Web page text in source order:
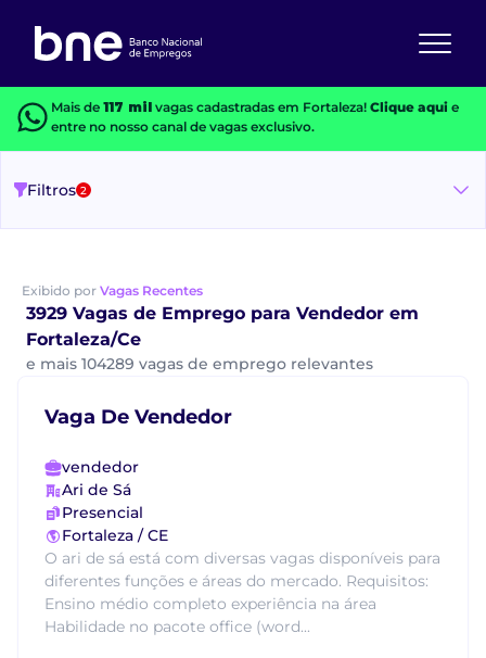
Mais de 117 milvagas cadastradas em Fortaleza! Clique aquie
entre no nosso canal de vagas exclusivo.
Filtros 2
Exibido por Vagas Recentes
3929 Vagas de Emprego para Vendedor em
Fortaleza/Ce
e mais 104289 vagas de emprego relevantes
Vaga De Vendedor
vendedor
Ari de Sá
Presencial
Fortaleza / CE
O ari de sá está com diversas vagas disponíveis para
diferentes funções e áreas do mercado. Requisitos:
Ensino médio completo experiência na área
Habilidade no pacote office (word...